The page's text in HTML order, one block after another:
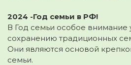
2024 -Год семьи в РФ!
В Год семьи особое внимание
сохранению традиционных
Они являются основой
семьи.